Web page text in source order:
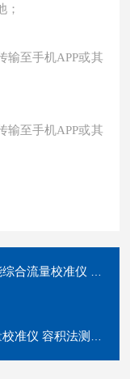
；
输至手机APP或其
输至手机APP或其
校准仪 流量测量计
积法测量气体流量